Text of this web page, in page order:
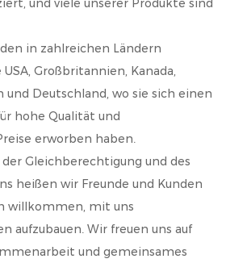
und viele unserer Produkte sind
in zahlreichen Ländern
Großbritannien, Kanada,
und Deutschland, wo sie sich einen
hohe Qualität und
erworben haben.
Gleichberechtigung und des
heißen wir Freunde und Kunden
willkommen, mit uns
aufzubauen. Wir freuen uns auf
und gemeinsames